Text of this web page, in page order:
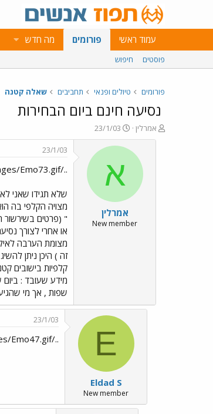
עמוד ראשי פורומים מה חדש
פוסטים חיפוש
פורומים טיולים ופנאי תחביבים שאלה קטנה
נסיעה חינם ביום הבחירות
פ
ו
אמרלין
פ
ו
ר
ם
ב
א
ר
י
23/1/03
א
אמרלין
New member
23/1/03
../images/Emo73.gifנסיעה חינם ביום הבחירות../images/Emo73.gif
" (פרטים בשירשור
מצומת הערבה
שפות , אך מי
E
Eldad S
New member
23/1/03
../images/Emo47.gif כל הכבוד, אתי! ו-../images/Emo51.gif רבה!